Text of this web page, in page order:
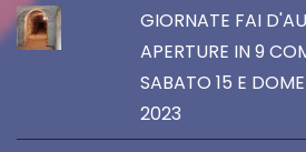
GIORNATE FAI
APERTURE IN 9
SABATO 15 E
2023